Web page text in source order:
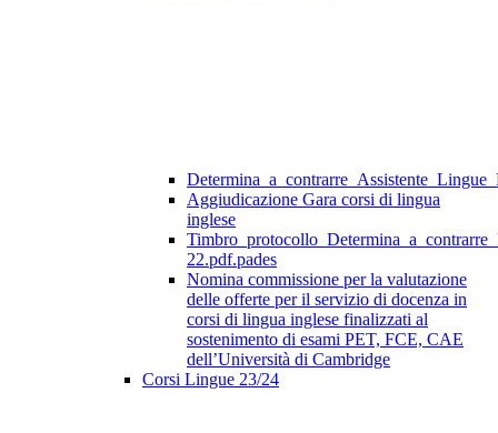
Aggiudicazione Gara corsi di lingua
inglese
22.pdf.pades
Nomina commissione per la valutazione
delle offerte per il servizio di docenza in
corsi di lingua inglese finalizzati al
sostenimento di esami PET, FCE, CAE
dell’Università di Cambridge
Corsi Lingue 23/24